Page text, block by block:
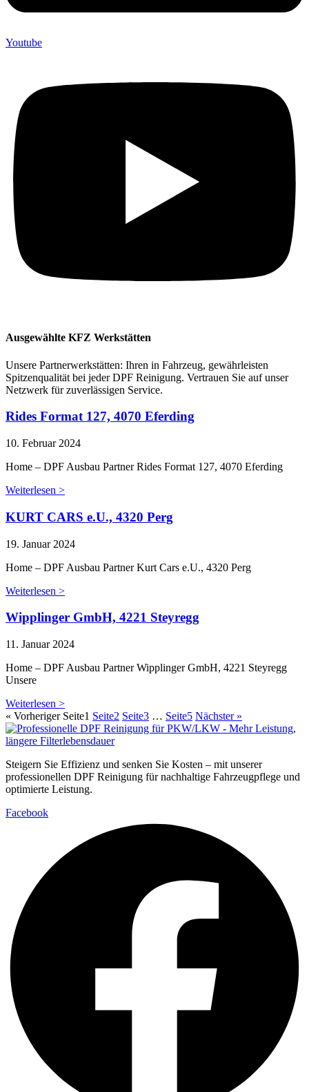
Youtube
Ausgewählte KFZ Werkstätten
Unsere Partnerwerkstätten: Ihren in Fahrzeug, gewährleisten
Spitzenqualität bei jeder DPF Reinigung. Vertrauen Sie auf unser
Netzwerk für zuverlässigen Service.
Rides Format 127, 4070 Eferding
10. Februar 2024
Home – DPF Ausbau Partner Rides Format 127, 4070 Eferding
Weiterlesen >
KURT CARS e.U., 4320 Perg
19. Januar 2024
Home – DPF Ausbau Partner Kurt Cars e.U., 4320 Perg
Weiterlesen >
Wipplinger GmbH, 4221 Steyregg
11. Januar 2024
Home – DPF Ausbau Partner Wipplinger GmbH, 4221 Steyregg
Unsere
Weiterlesen >
« Vorheriger Seite1 Seite2 Seite3 … Seite5 Nächster »
Steigern Sie Effizienz und senken Sie Kosten – mit unserer
professionellen DPF Reinigung für nachhaltige Fahrzeugpflege und
optimierte Leistung.
Facebook